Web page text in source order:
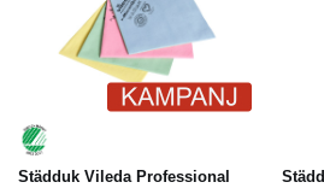
Städduk Vileda Professional